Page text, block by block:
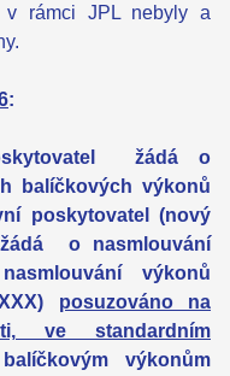
v rámci JPL nebyly a
:
žádá o
balíčkových výkonů
poskytovatel (nový
o nasmlouvání
výkonů
posuzováno na
ve standardním
výkonům